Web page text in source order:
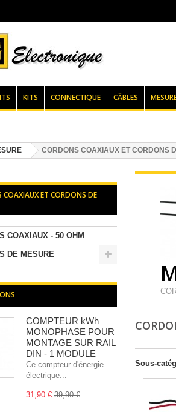
KITS CONNECTIQUE CÂBLES
CORDONS COAXIAUX ET CORDONS
COAXIAUX ET CORDONS DE
COAXIAUX - 50 OHM
DE MESURE
COMPTEUR kWh
MONOPHASE POUR
MONTAGE SUR RAIL
DIN - 1 MODULE
Ce compteur d'énergie
électrique...
31,90 € 39,90 €
Sous-